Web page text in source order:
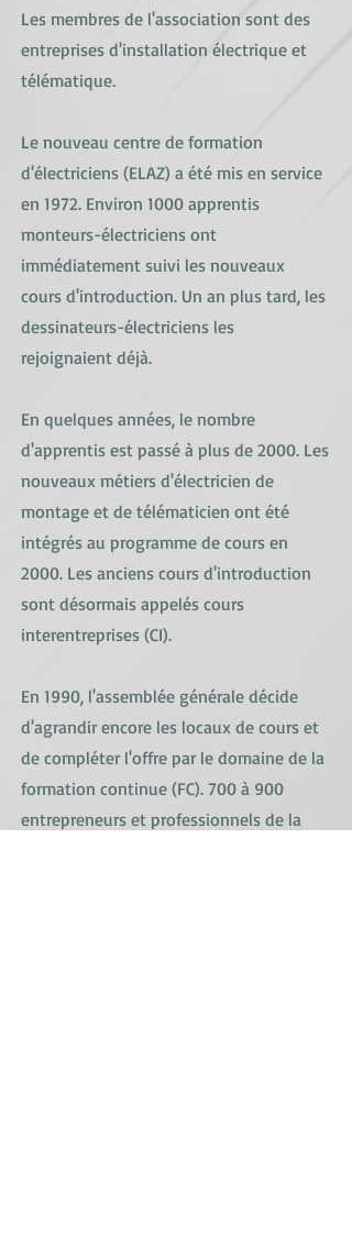
Les membres de l'association sont des
entreprises d'installation électrique et
télématique.
Le nouveau centre de formation
d'électriciens (ELAZ) a été mis en service
en 1972. Environ 1000 apprentis
monteurs-électriciens ont
immédiatement suivi les nouveaux
cours d'introduction. Un an plus tard, les
dessinateurs-électriciens les
rejoignaient déjà.
En quelques années, le nombre
d'apprentis est passé à plus de 2000. Les
nouveaux métiers d'électricien de
montage et de télématicien ont été
intégrés au programme de cours en
2000. Les anciens cours d'introduction
sont désormais appelés cours
interentreprises (CI).
En 1990, l'assemblée générale décide
d'agrandir encore les locaux de cours et
de compléter l'offre par le domaine de la
formation continue (FC). 700 à 900
entrepreneurs et professionnels de la